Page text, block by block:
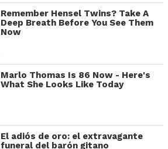
Remember Hensel Twins? Take A
Deep Breath Before You See Them
Now
Marlo Thomas Is 86 Now - Here's
What She Looks Like Today
El adiós de oro: el extravagante
funeral del barón gitano